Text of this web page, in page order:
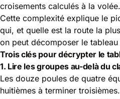
croisements calculés à la volée.
Cette complexité explique le
qui, et quelle est la route la
on peut décomposer le
Trois clés pour décrypter le
1. Lire les groupes au-delà du
Les douze poules de quatre
huitièmes à terminer